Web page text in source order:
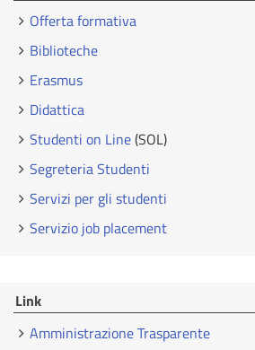
Offerta formativa
Biblioteche
Erasmus
Didattica
Studenti on Line(SOL)
Segreteria Studenti
Servizi per gli studenti
Servizio job placement
Link
Amministrazione Trasparente